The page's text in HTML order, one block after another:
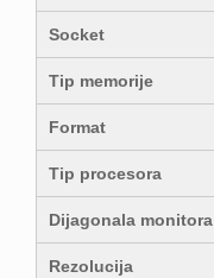
Socket
Tip memorije
Format
Tip procesora
Dijagonala monitora
Rezolucija